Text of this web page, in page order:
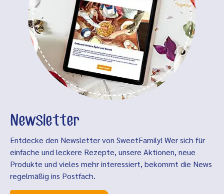
Newsletter
Entdecke den Newsletter von SweetFamily! Wer sich für
einfache und leckere Rezepte, unsere Aktionen, neue
Produkte und vieles mehr interessiert, bekommt die News
regelmäßig ins Postfach.